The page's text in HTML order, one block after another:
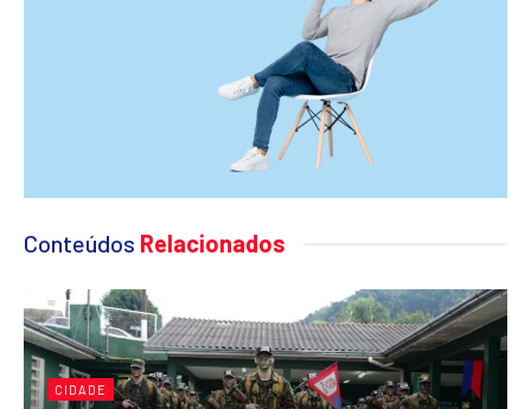
Conteúdos Relacionados
CIDADE